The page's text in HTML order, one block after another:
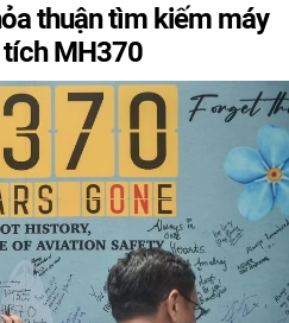
thuận tìm kiếm máy
MH370